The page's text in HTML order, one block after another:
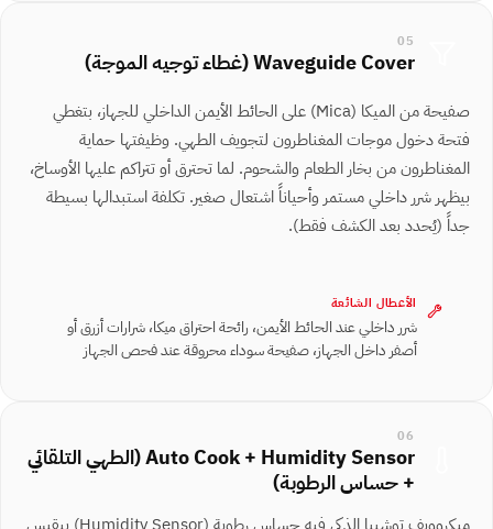
05
Waveguide Cover (غطاء توجيه الموجة)
صفيحة من الميكا ⁨(Mica)⁩ على الحائط الأيمن الداخلي للجهاز، بتغطي
فتحة دخول موجات المغناطرون لتجويف الطهي. وظيفتها حماية
المغناطرون من بخار الطعام والشحوم. لما تحترق أو تتراكم عليها الأوساخ،
بيظهر شرر داخلي مستمر وأحياناً اشتعال صغير. تكلفة استبدالها بسيطة
جداً (يُحدد بعد الكشف فقط).
الأعطال الشائعة
شرر داخلي عند الحائط الأيمن، رائحة احتراق ميكا، شرارات أزرق أو
أصفر داخل الجهاز، صفيحة سوداء محروقة عند فحص الجهاز
06
Auto Cook + Humidity Sensor (الطهي التلقائي
+ حساس الرطوبة)